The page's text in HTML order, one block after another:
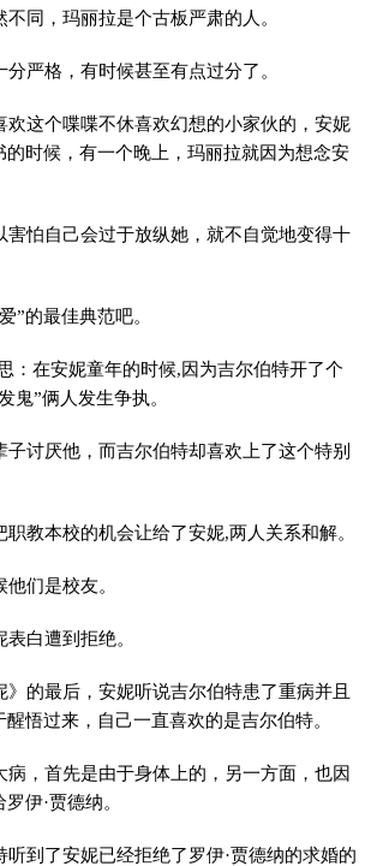
同，玛丽拉是个古板严肃的人。
严格，有时候甚至有点过分了。
欢这个喋喋不休喜欢幻想的小家伙的，安妮
的时候，有一个晚上，玛丽拉就因为想念安
害怕自己会过于放纵她，就不自觉地变得十
”的最佳典范吧。
：在安妮童年的时候,因为吉尔伯特开了个
鬼”俩人发生争执。
子讨厌他，而吉尔伯特却喜欢上了这个特别
教本校的机会让给了安妮,两人关系和解。
们是校友。
白遭到拒绝。
》的最后，安妮听说吉尔伯特患了重病并且
悟过来，自己一直喜欢的是吉尔伯特。
病，首先是由于身体上的，另一方面，也因
伊·贾德纳。
听到了安妮已经拒绝了罗伊·贾德纳的求婚的